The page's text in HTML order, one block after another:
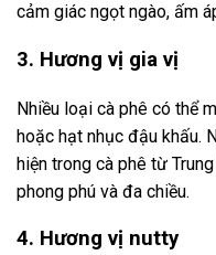
cảm giác ngọt ngào, ấm
3. Hương vị gia vị
Nhiều loại cà phê có thể
hoặc hạt nhục đậu khấu.
hiện trong cà phê từ
phong phú và đa chiều.
4. Hương vị nutty